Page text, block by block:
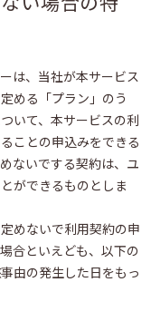
は、当社が本サービス
める「プラン」のう
いて、本サービスの利
ことの申込みをできる
ないでする契約は、ユ
ができるものとしま
めないで利用契約の申
合といえども、以下の
由の発生した日をもっ